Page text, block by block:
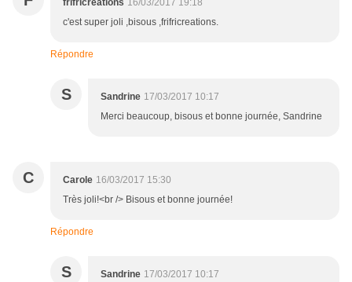
frifricreations 16/03/2017 19:18
c'est super joli ,bisous ,frifricreations.
Répondre
S Sandrine 17/03/2017 10:17
Merci beaucoup, bisous et bonne journée, Sandrine
C Carole 16/03/2017 15:30
Très joli!<br /> Bisous et bonne journée!
Répondre
S Sandrine 17/03/2017 10:17